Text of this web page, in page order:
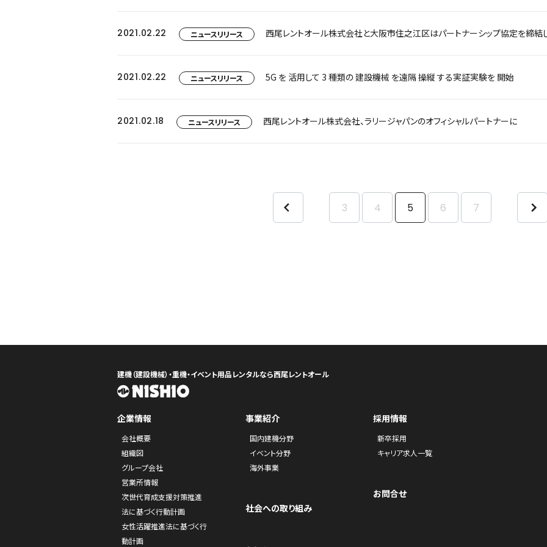
2021.02.22 ニュースリリース 西尾レントオール株式会社と大阪市住之江区はパートナーシップ協定を締結
2021.02.22 ニュースリリース 5G を 活用して 3 種類の 建設機械 を遠隔 操縦 する実証実験を 開始
2021.02.18 ニュースリリース 西尾レントオール株式会社、ラリージャパンのオフィシャルパートナーに
3 4 5 6 7
建機（建設機械）・重機・イベント用品レンタルなら西尾レントオール
企業情報
会社概要
組織図
グループ会社
営業所情報
次世代育成支援対策推進
法に基づく行動計画
女性活躍推進法に基づく行
動計画
事業紹介
国内建機分野
イベント分野
海外事業
社会への取り組み
採用情報
新卒採用
キャリア求人一覧
お問合せ